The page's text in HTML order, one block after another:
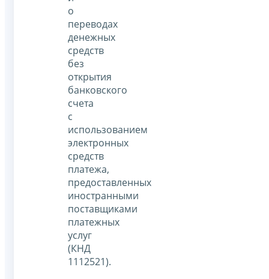
о
переводах
денежных
средств
без
открытия
банковского
счета
с
использованием
электронных
средств
платежа,
предоставленных
иностранными
поставщиками
платежных
услуг
(КНД
1112521).